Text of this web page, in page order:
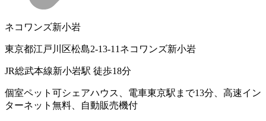
ネコワンズ新小岩
東京都江戸川区松島2-13-11ネコワンズ新小岩
JR総武本線新小岩駅 徒歩18分
個室ペット可シェアハウス、電車東京駅まで13分、高速イン
ターネット無料、自動販売機付